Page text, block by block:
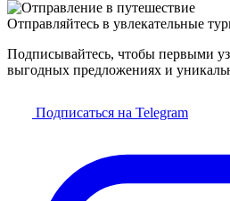
Отправляйтесь в увлекательные
Подписывайтесь, чтобы первыми
выгодных предложениях и
Подписаться на Telegram